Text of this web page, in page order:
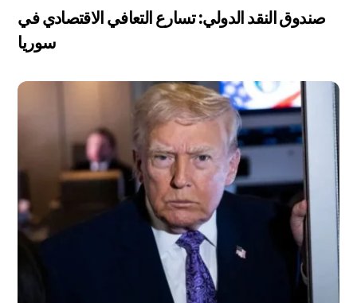
صندوق النقد الدولي: تسارع التعافي الاقتصادي في
سوريا